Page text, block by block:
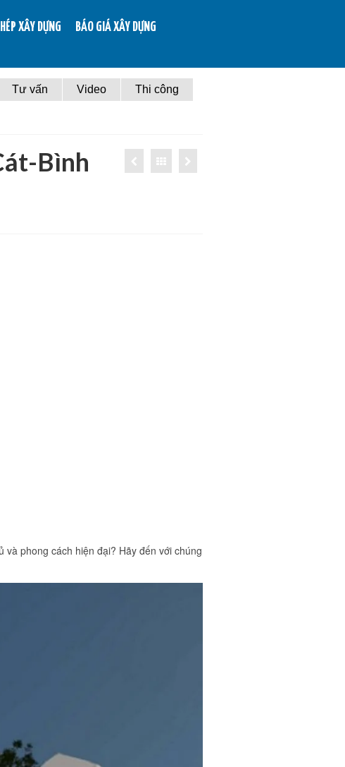
XÂY DỰNG
BÁO GIÁ XÂY DỰNG
Tư vấn Video
Thi công
Bình
phong cách hiện đại? Hãy đến với chúng